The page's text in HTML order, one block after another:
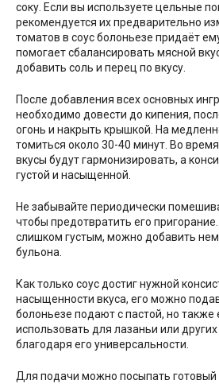
соку. Если вы используете цельные
рекомендуется их предварительно
томатов в соус болоньезе придаёт
помогает сбалансировать мясной
добавить соль и перец по вкусу.
После добавления всех основных
необходимо довести до кипения,
огонь и накрыть крышкой. На
томиться около 30-40 минут. Во
вкусы будут гармонизировать, а
густой и насыщенной.
Не забывайте периодически
чтобы предотвратить его
слишком густым, можно добавить
бульона.
Как только соус достиг нужной
насыщенности вкуса, его можно
болоньезе подают с пастой, но также
использовать для лазаньи или
благодаря его универсальности.
Для подачи можно посыпать готовый